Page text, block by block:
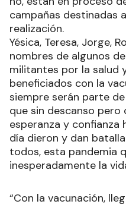
campañas destinadas
realización.
Yésica, Teresa, Jorge,
nombres de algunos
militantes por la salud
beneficiados con la
siempre serán parte
que sin descanso pero
esperanza y confianza
día dieron y dan
todos, esta pandemia
inesperadamente la
“Con la vacunación,